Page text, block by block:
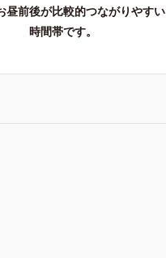
昼前後が比較的つながりやすい
時間帯です。